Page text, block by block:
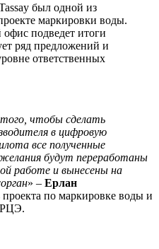
был одной из
маркировки воды.
подведет итоги
ряд предложений и
ответственных
чтобы сделать
в цифровую
все полученные
будут переработаны
работе и вынесены на
» – Ерлан
проекта по маркировке воды и